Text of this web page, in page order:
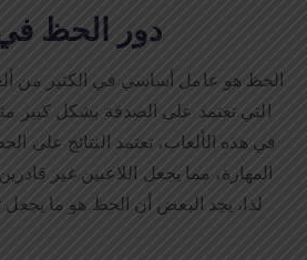
دور الحظ في
الحظ هو عامل أساسي في الكثير من
التي تعتمد على الصدفة بشكل كبير
في هذه الألعاب، تعتمد النتائج على
المهارة، مما يجعل اللاعبين غير
لذا، يجد البعض أن الحظ هو ما يجعل